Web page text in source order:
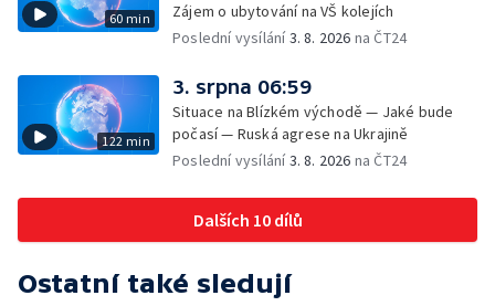
60 min
Zájem o ubytování na VŠ kolejích
Poslední vysílání3. 8. 2026 na ČT24
122 min
3. srpna 06:59
Situace na Blízkém východě — Jaké bude
počasí — Ruská agrese na Ukrajině
Poslední vysílání3. 8. 2026 na ČT24
Dalších 10 dílů
Ostatní také sledují